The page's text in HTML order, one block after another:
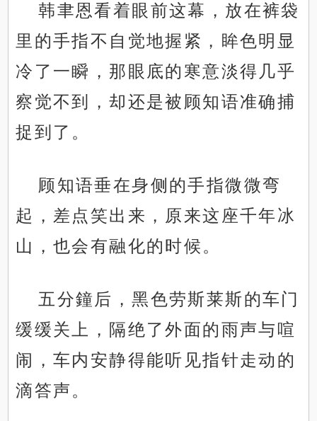
韩聿恩看着眼前这幕，放在裤袋
里的手指不自觉地握紧，眸色明显
冷了一瞬，那眼底的寒意淡得几乎
察觉不到，却还是被顾知语准确捕
捉到了。
顾知语垂在身侧的手指微微弯
起，差点笑出来，原来这座千年冰
山，也会有融化的时候。
五分鐘后，黑色劳斯莱斯的车门
缓缓关上，隔绝了外面的雨声与喧
闹，车内安静得能听见指针走动的
滴答声。